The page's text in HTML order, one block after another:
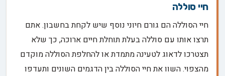
חיי סוללה
חיי הסוללה הם גורם חיוני נוסף שיש לקחת בחשבון. אתם
תרצו אותו עם סוללה בעלת תוחלת חיים ארוכה, כך שלא
תצטרכו לדאוג לטעינה מתמדת או להחלפת הסוללה מוקדם
מהצפוי. השוו את חיי הסוללה בין הדגמים השונים ותעדפו